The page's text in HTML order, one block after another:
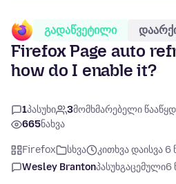
გადაწვეტილი
Firefox Page auto
how do I enable it?
1პასუხი 3მომხმარებელი
665ნახვა
Firefox სხვა
კითხვა დაისვა 6
Wesley Brantonპასუხგაცემული6